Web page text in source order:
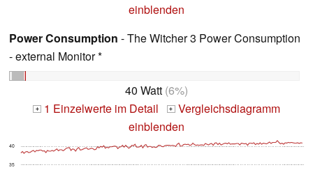
einblenden
Power Consumption - The Witcher 3 Power Consumption
- external Monitor *
40 Watt (6%)
+ 1 Einzelwerte im Detail + Vergleichsdiagramm
einblenden
35
40